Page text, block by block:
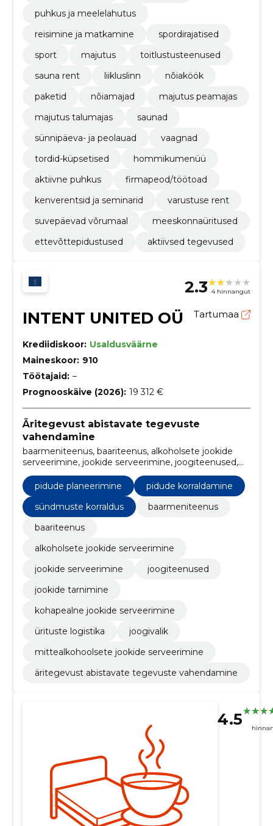
puhkus ja meelelahutus
reisimine ja matkamine
spordirajatised
sport
majutus
toitlustusteenused
sauna rent
liikluslinn
nõiaköök
paketid
nõiamajad
majutus peamajas
majutus talumajas
saunad
sünnipäeva- ja peolauad
vaagnad
tordid-küpsetised
hommikumenüü
aktiivne puhkus
firmapeod/töötoad
kenverentsid ja seminarid
varustuse rent
suvepäevad võrumaal
meeskonnaüritused
ettevõttepidustused
aktiivsed tegevused
2.3 4 hinnangut
INTENT UNITED OÜ Tartumaa
Krediidiskoor: Usaldusväärne
Maineskoor: 910
Töötajaid: –
Prognooskäive (2026): 19 312 €
Äritegevust abistavate tegevuste
vahendamine
baarmeniteenus, baariteenus, alkoholsete jookide
serveerimine, jookide serveerimine, joogiteenused,
jookide tarnimine, pidude planeerimine, kohapealne
jookide serveerimine, pidude korraldamine, ürituste
logistika
pidude planeerimine
pidude korraldamine
sündmuste korraldus
baarmeniteenus
baariteenus
alkoholsete jookide serveerimine
jookide serveerimine
joogiteenused
jookide tarnimine
kohapealne jookide serveerimine
ürituste logistika
joogivalik
mittealkohoolsete jookide serveerimine
äritegevust abistavate tegevuste vahendamine
4.5